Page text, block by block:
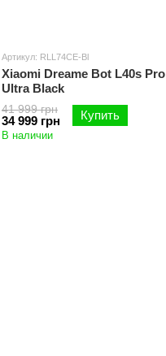
Артикул: RLL74CE-Bl
Xiaomi Dreame Bot L40s Pro
Ultra Black
41 999 грн
34 999 грн Купить
В наличии